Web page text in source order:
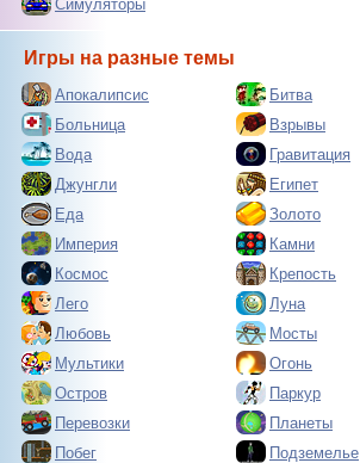
Симуляторы
Игры на разные темы
Апокалипсис
Битва
Больница
Взрывы
Вода
Гравитация
Джунгли
Египет
Еда
Золото
Империя
Камни
Космос
Крепость
Лего
Луна
Любовь
Мосты
Мультики
Огонь
Остров
Паркур
Перевозки
Планеты
Побег
Подземелье